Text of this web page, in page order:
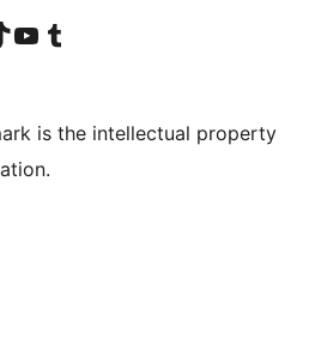
accountaccount
ons TikTok account
Bezoek ons YouTube kanaalBezoek ons Tumblr account
is the intellectual property